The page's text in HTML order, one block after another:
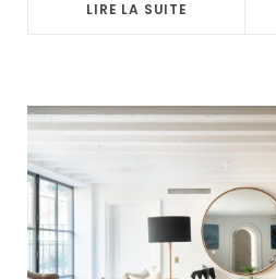
LIRE LA SUITE